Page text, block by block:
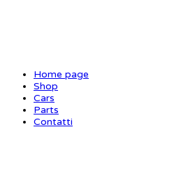
Home page
Shop
Cars
Parts
Contatti